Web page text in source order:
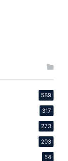
589
317
273
203
54